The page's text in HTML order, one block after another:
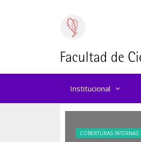
Institucional
COBERTURAS INTERNAS